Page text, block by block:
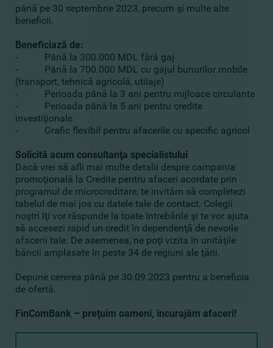
până pe 30 septembrie 2023, precum şi multe alte
beneficii.
Beneficiază de:
- Până la 300.000 MDL fără gaj
- Până la 700.000 MDL cu gajul bunurilor mobile
(transport, tehnică agricolă, utilaje)
- Perioada până la 3 ani pentru mijloace circulante
- Perioada până la 5 ani pentru credite
investiţionale
- Grafic flexibil pentru afacerile cu specific agricol
Solicită acum consultanţa specialistului
Dacă vrei să afli mai multe detalii despre campania
promoţională la Credite pentru afaceri acordate prin
programul de microcreditare, te invităm să completezi
tabelul de mai jos cu datele tale de contact. Colegii
noştri îţi vor răspunde la toate întrebările şi te vor ajuta
să accesezi rapid un credit în dependenţă de nevoile
afacerii tale. De asemenea, ne poţi vizita în unităţile
băncii amplasate în peste 34 de regiuni ale ţării.
Depune cererea până pe 30.09.2023 pentru a beneficia
de ofertă.
FinComBank – preţuim oameni, încurajăm afaceri!